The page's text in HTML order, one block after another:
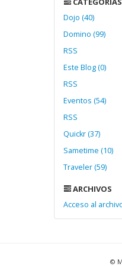
Dojo (40)
Domino (99)
RSS
Este Blog (0)
RSS
Eventos (54)
RSS
Quickr (37)
Sametime (10)
Traveler (59)
ARCHIVOS
Acceso al
©